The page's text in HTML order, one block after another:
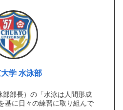
学 水泳部
部部長）の「水泳は人間形成
基に日々の練習に取り組んで